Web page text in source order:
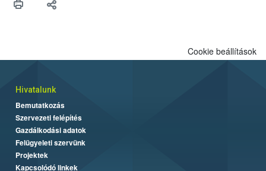
eredményeket elméleti és gyakorlati előadásokból álló
Cookie beállítások
Hivatalunk
Bemutatkozás
Szervezeti felépítés
Gazdálkodási adatok
Felügyeleti szervünk
Projektek
Kapcsolódó linkek